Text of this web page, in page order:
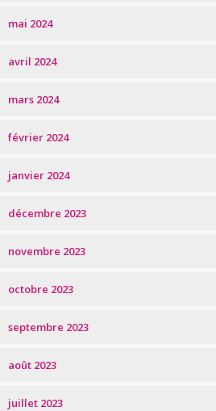
mai 2024
avril 2024
mars 2024
février 2024
janvier 2024
décembre 2023
novembre 2023
octobre 2023
septembre 2023
août 2023
juillet 2023